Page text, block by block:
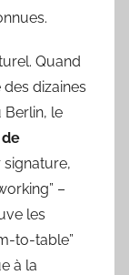
Quand
des dizaines
Berlin, le
signature,
–
les
to-table”
à la